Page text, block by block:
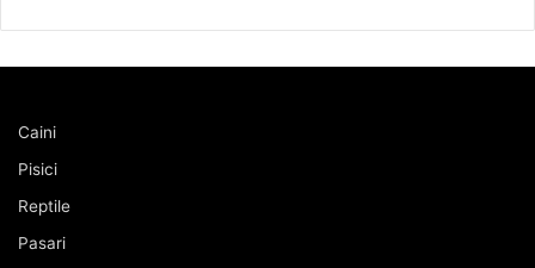
Caini
Pisici
Reptile
Pasari